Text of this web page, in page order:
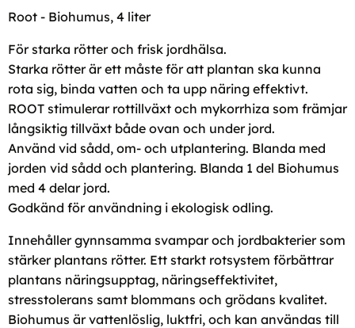
Root - Biohumus, 4 liter
För starka rötter och frisk jordhälsa.
Starka rötter är ett måste för att plantan ska kunna
rota sig, binda vatten och ta upp näring effektivt.
ROOT stimulerar rottillväxt och mykorrhiza som främjar
långsiktig tillväxt både ovan och under jord.
Använd vid sådd, om- och utplantering. Blanda med
jorden vid sådd och plantering. Blanda 1 del Biohumus
med 4 delar jord.
Godkänd för användning i ekologisk odling.
Innehåller gynnsamma svampar och jordbakterier som
stärker plantans rötter. Ett starkt rotsystem förbättrar
plantans näringsupptag, näringseffektivitet,
stresstolerans samt blommans och grödans kvalitet.
Biohumus är vattenlöslig, luktfri, och kan användas till